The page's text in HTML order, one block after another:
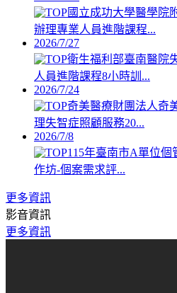
國立成功大學醫學院
辦理專業人員進階課程...
2026/7/27
衛生福利部臺南醫院
人員進階課程8小時訓...
2026/7/24
奇美醫療財團法人奇
理失智症照顧服務20...
2026/7/8
115年臺南市A單位個
作坊-個案需求評...
更多資訊
影音資訊
更多資訊